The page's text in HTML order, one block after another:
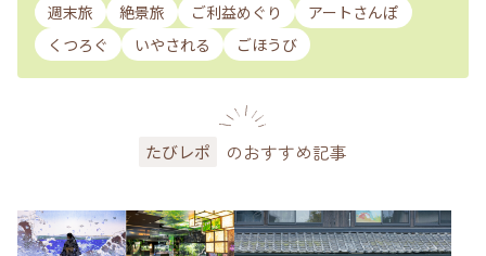
週末旅 絶景旅 ご利益めぐり
アートさんぽ
くつろぐ
いやされる ごほうび
たびレポ のおすすめ記事